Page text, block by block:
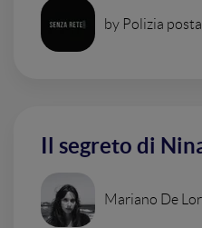
by Polizia
Il segreto di
Mariano De